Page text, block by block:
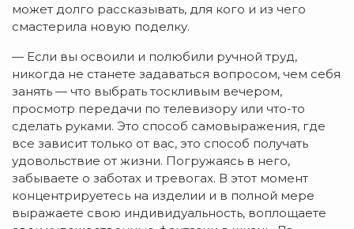
может долго рассказывать, для кого и из чего
смастерила новую поделку.
— Если вы освоили и полюбили ручной труд,
никогда не станете задаваться вопросом, чем себя
занять — что выбрать тоскливым вечером,
просмотр передачи по телевизору или что-то
сделать руками. Это способ самовыражения, где
все зависит только от вас, это способ получать
удовольствие от жизни. Погружаясь в него,
забываете о заботах и тревогах. В этот момент
концентрируетесь на изделии и в полной мере
выражаете свою индивидуальность, воплощаете